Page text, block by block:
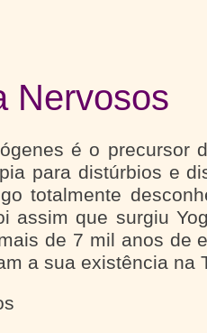
Nervosos
é o precursor
para distúrbios e
totalmente
assim que surgiu
de 7 mil anos de
a sua existência na